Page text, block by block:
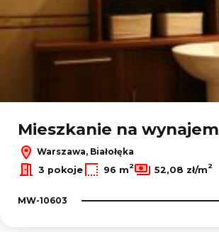
Mieszkanie na wynajem
Warszawa, Białołęka
3 pokoje
96 m2 52,08 zł/m2
MW-10603